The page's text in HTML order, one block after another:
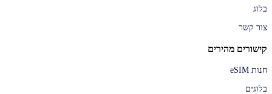
בלוג
צור קשר
קישורים מהירים
חנות eSIM
בלוגים